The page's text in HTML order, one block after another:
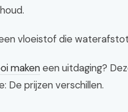
vloeistof die
makeneen uitdaging?
De prijzen verschillen.